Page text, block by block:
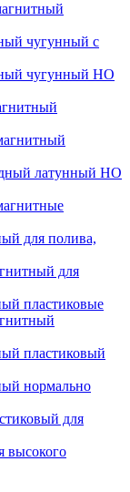
чугунный с
чугунный НО
латунный НО
для полива,
для
пластиковые
пластиковый
нормально
для
высокого